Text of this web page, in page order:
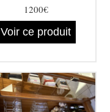
1200€
Voir ce produit